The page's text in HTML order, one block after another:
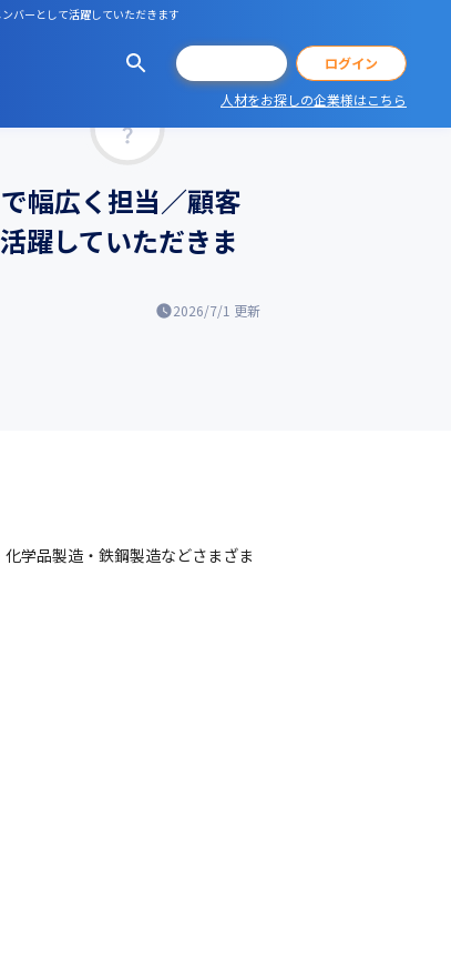
バーとして活躍していただきます
ログイン
人材をお探しの企業様はこちら
幅広く担当／顧客
躍していただきま
2026/7/1 更新
学品製造・鉄鋼製造などさまざま